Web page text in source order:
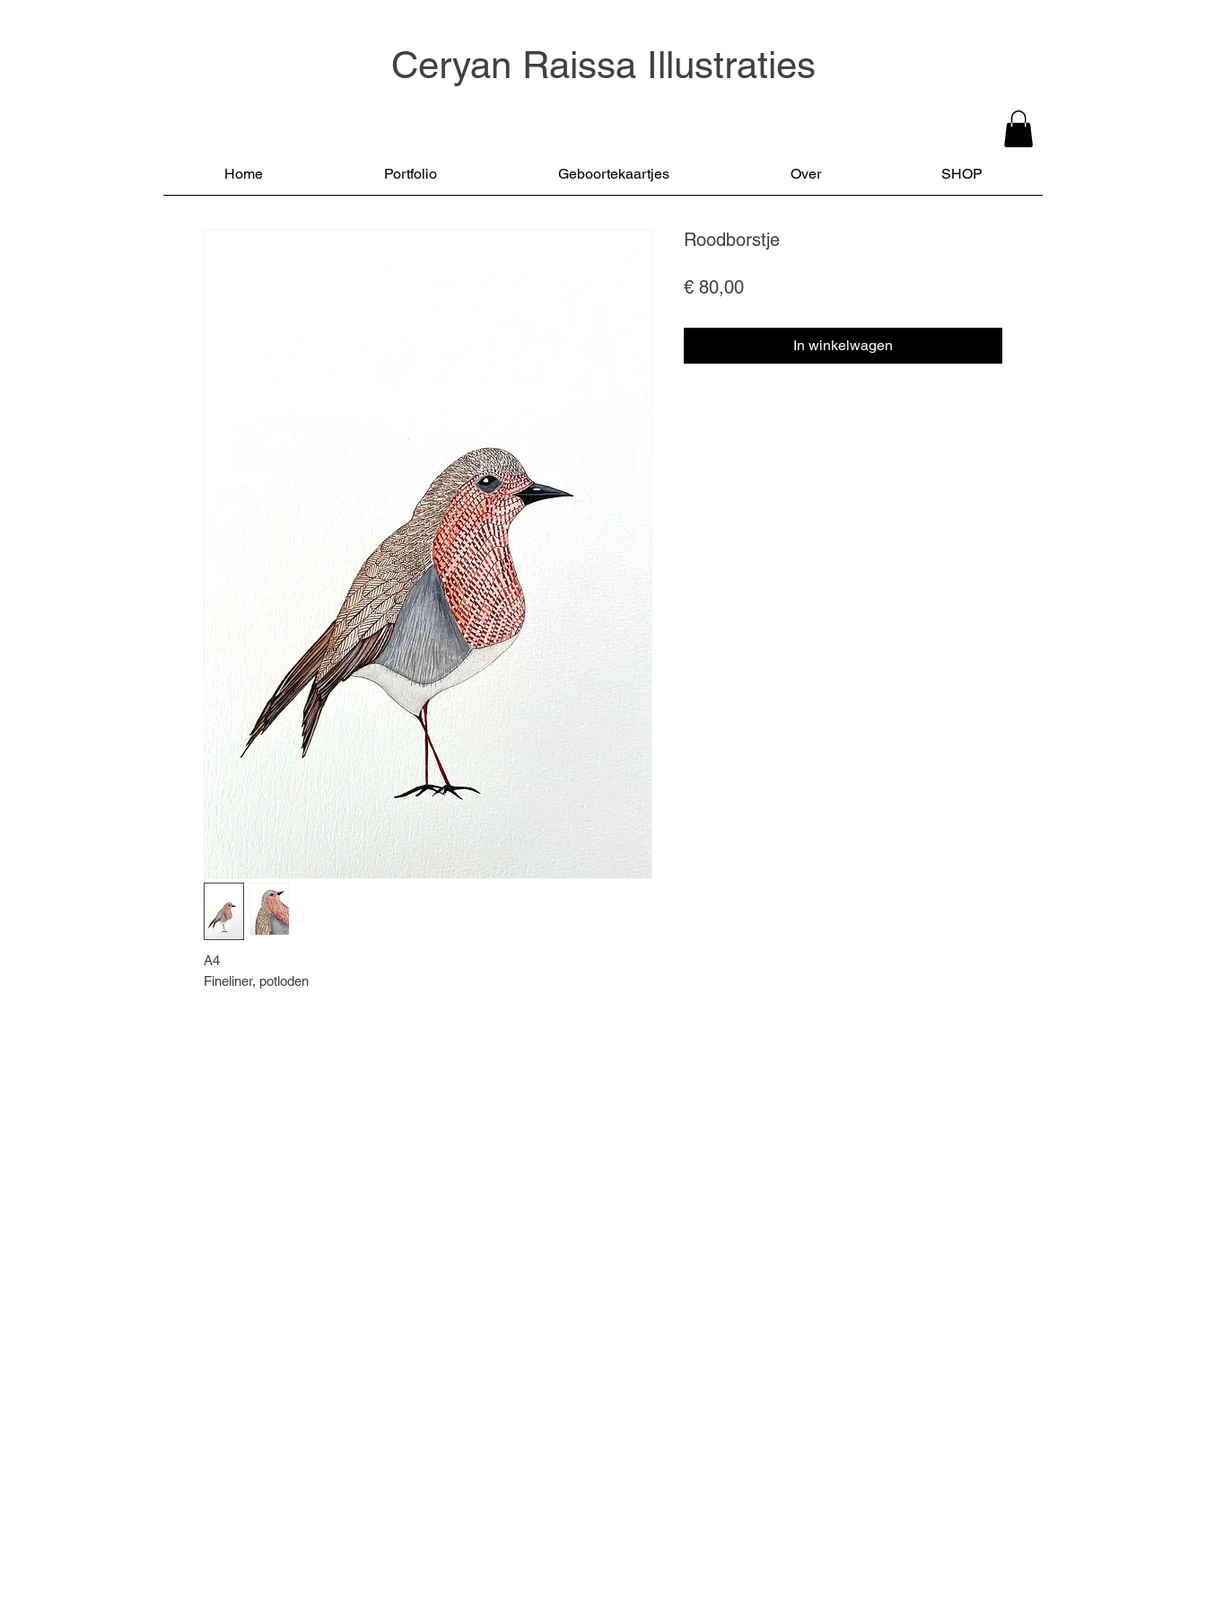
Ceryan Raissa Illustraties
Home Portfolio Geboortekaartjes Over SHOP
A4
Fineliner, potloden
Roodborstje
€ 80,00Prijs
In winkelwagen